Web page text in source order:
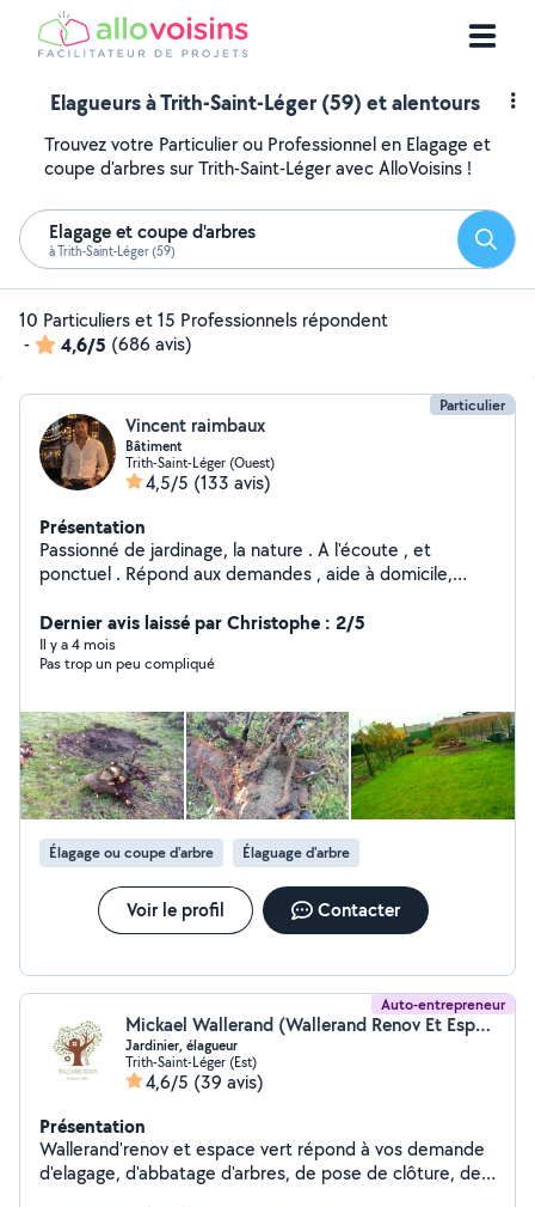
Elagueurs à Trith-Saint-Léger (59) et alentours
Trouvez votre Particulier ou Professionnel en Elagage et
coupe d'arbres sur Trith-Saint-Léger avec AlloVoisins !
Elagage et coupe d'arbres
à Trith-Saint-Léger (59)
10 Particuliers et 15 Professionnels répondent
-
4,6/5 (686 avis)
Particulier
Vincent raimbaux
Bâtiment
Trith-Saint-Léger (Ouest)
4,5/5 (133 avis)
Présentation
Passionné de jardinage, la nature . A l'écoute , et
ponctuel . Répond aux demandes , aide à domicile,
débroussaillage,mis à niveau du terrain, déracinement,
enlèvement...
Dernier avis laissé par Christophe : 2/5
Il y a 4 mois
Pas trop un peu compliqué
Élagage ou coupe d'arbre Élaguage d'arbre
Voir le profil Contacter
Auto-entrepreneur
Mickael Wallerand (Wallerand Renov Et Espace Vert)
Jardinier, élagueur
Trith-Saint-Léger (Est)
4,6/5 (39 avis)
Présentation
Wallerand'renov et espace vert répond à vos demande
d'elagage, d'abbatage d'arbres, de pose de clôture, de